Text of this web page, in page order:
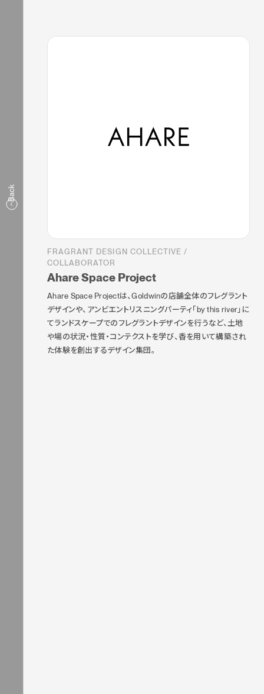
Back
FRAGRANT DESIGN COLLECTIVE /
COLLABORATOR
Ahare Space Project
Ahare Space Projectは、Goldwinの店舗全体のフレグラント
デザインや、アンビエントリスニングパーティ「by this river」に
てランドスケープでのフレグラントデザインを行うなど、土地
や場の状況・性質・コンテクストを学び、香を用いて構築され
た体験を創出するデザイン集団。